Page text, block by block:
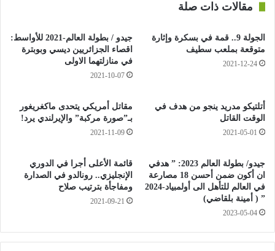
وعن أول منافس له في هذه
البطولة، الرجاء البيضاوي المغربي
أشار مدرب الشباب أنه يعرف هذا
الفريق معرفة جيدة، كونه سبق له و
أن درب في المغرب و لعب ضده مرات
عديدة.
وعن الفريقين الآخرين في المجموعة، الوحدة الاماراتي و الكويت
الكويتي فقد أشاد سفان فندربروك بالمستوى الذي وصل إليه
الفريقان.
مقالات ذات صلة
الجولة 9.. قمة في بسكرة وإثارة
متوقعة بملعب سطيف
2021-12-24
جيدو / بطولة العالم-2021 للأواسط:
اقصاء الجزائريين ديسي وبوبترة
في منازلتهما الاولى
2021-10-07
أتلتيكو مدريد ينجو من هدف في
الوقت القاتل
2021-05-01
مقاتل أمريكي يتحدى ماكغريغور
بـ”صورة مركبة” والإيرلندي يرد!
2021-11-09
جيدو/ بطولة العالم 2023: ” هدفي
ان أكون ضمن أحسن 18 مصارعة
في العالم للتأهل الى أولمبياد-2024
” ( أمينة بلقاضي)
2023-05-04
قائمة الأعلى أجرا في الدوري
الإنجليزي.. رونالدو في الصدارة
ومفاجأة بترتيب صلاح
2021-09-21